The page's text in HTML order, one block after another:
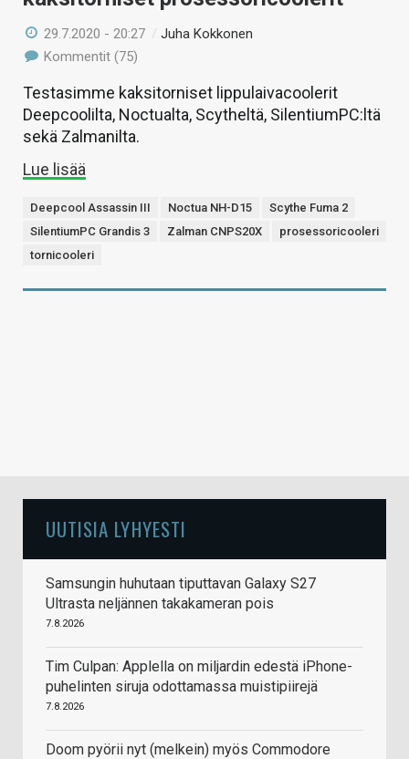
29.7.2020 - 20:27 /Juha Kokkonen
Kommentit (75)
Testasimme kaksitorniset lippulaivacoolerit
Deepcoolilta, Noctualta, Scytheltä, SilentiumPC:ltä
sekä Zalmanilta.
Lue lisää
Deepcool Assassin III Noctua NH-D15
Scythe Fuma 2
SilentiumPC Grandis 3
Zalman CNPS20X
prosessoricooleri
tornicooleri
UUTISIA LYHYESTI
Samsungin huhutaan tiputtavan Galaxy S27
Ultrasta neljännen takakameran pois
7.8.2026
Tim Culpan: Applella on miljardin edestä iPhone-
puhelinten siruja odottamassa muistipiirejä
7.8.2026
Doom pyörii nyt (melkein) myös Commodore